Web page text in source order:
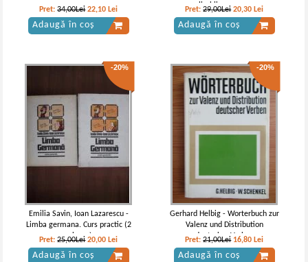
Pret:34,00Lei 22,10 Lei
Adaugă în coș
limbii germane
Pret:29,00Lei 20,30 Lei
Adaugă în coș
-20%
Emilia Savin, Ioan Lazarescu -
Limba germana. Curs practic (2
volume)
Pret:25,00Lei 20,00 Lei
Adaugă în coș
-20%
Gerhard Helbig - Worterbuch zur
Valenz und Distribution
deutscher Verben
Pret:21,00Lei 16,80 Lei
Adaugă în coș